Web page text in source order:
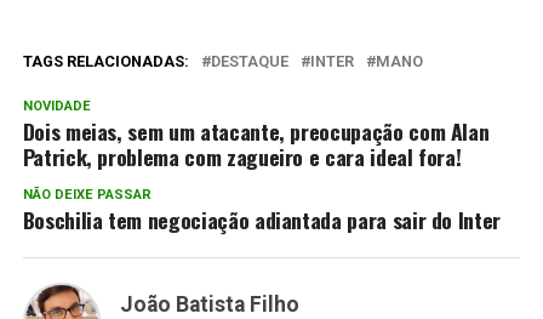
TAGS RELACIONADAS: DESTAQUE INTER MANO
NOVIDADE
Dois meias, sem um atacante, preocupação com Alan
Patrick, problema com zagueiro e cara ideal fora!
NÃO DEIXE PASSAR
Boschilia tem negociação adiantada para sair do Inter
João Batista Filho